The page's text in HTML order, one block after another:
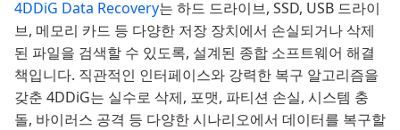
4DDiG Data Recovery는 하드 드라이브, SSD, USB 드라이
브, 메모리 카드 등 다양한 저장 장치에서 손실되거나 삭제
된 파일을 검색할 수 있도록, 설계된 종합 소프트웨어 해결
책입니다. 직관적인 인터페이스와 강력한 복구 알고리즘을
갖춘 4DDiG는 실수로 삭제, 포맷, 파티션 손실, 시스템 충
돌, 바이러스 공격 등 다양한 시나리오에서 데이터를 복구할